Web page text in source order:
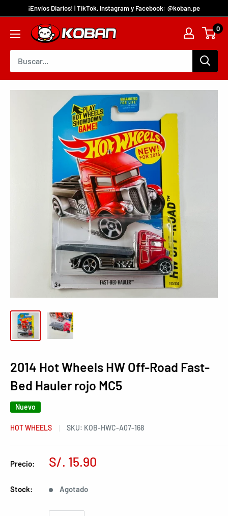
¡Envíos Diarios! | TikTok, Instagram y Facebook: @koban.pe
0
2014 Hot Wheels HW Off-Road Fast-
Bed Hauler rojo MC5
Nuevo
HOT WHEELS SKU: KOB-HWC-A07-168
Precio: S/. 15.90
Stock: Agotado